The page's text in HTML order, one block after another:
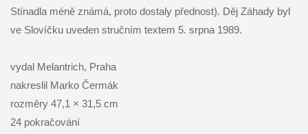
Stínadla méně známá, proto dostaly přednost). Děj Záhady byl
ve Slovíčku uveden stručním textem 5. srpna 1989.
vydal Melantrich, Praha
nakreslil Marko Čermák
rozměry 47,1 × 31,5 cm
24 pokračování